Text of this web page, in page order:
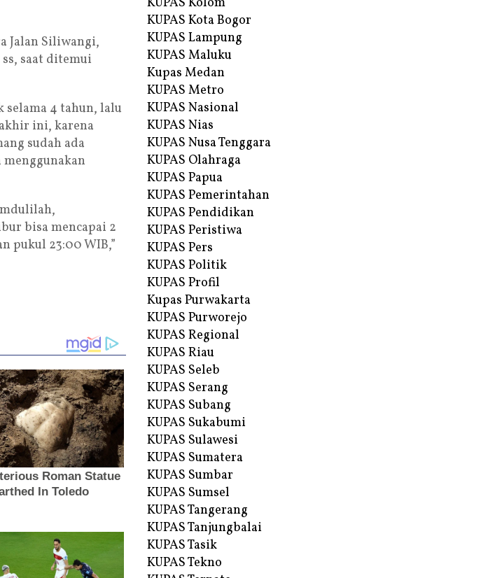
Jalan Siliwangi,
saat ditemui
selama 4 tahun, lalu
ini, karena
sudah ada
bisa mencapai 2
pukul 23:00 WIB,”
KUPAS Kota Bogor
KUPAS Lampung
KUPAS Maluku
Kupas Medan
KUPAS Metro
KUPAS Nasional
KUPAS Nias
KUPAS Nusa Tenggara
KUPAS Olahraga
KUPAS Papua
KUPAS Pemerintahan
KUPAS Pendidikan
KUPAS Peristiwa
KUPAS Pers
KUPAS Politik
KUPAS Profil
Kupas Purwakarta
KUPAS Purworejo
KUPAS Regional
KUPAS Riau
KUPAS Seleb
KUPAS Serang
KUPAS Subang
KUPAS Sukabumi
KUPAS Sulawesi
KUPAS Sumatera
KUPAS Sumbar
KUPAS Sumsel
KUPAS Tangerang
KUPAS Tanjungbalai
KUPAS Tasik
KUPAS Tekno